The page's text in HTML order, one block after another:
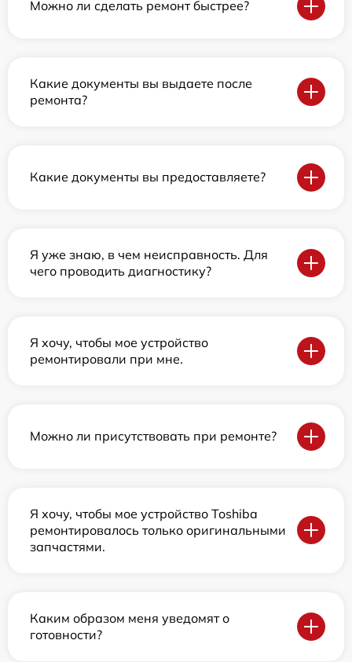
Можно ли сделать ремонт быстрее?
Какие документы вы выдаете после
ремонта?
Какие документы вы предоставляете?
Я уже знаю, в чем неисправность. Для
чего проводить диагностику?
Я хочу, чтобы мое устройство
ремонтировали при мне.
Можно ли присутствовать при ремонте?
Я хочу, чтобы мое устройство Toshiba
ремонтировалось только оригинальными
запчастями.
Каким образом меня уведомят о
готовности?